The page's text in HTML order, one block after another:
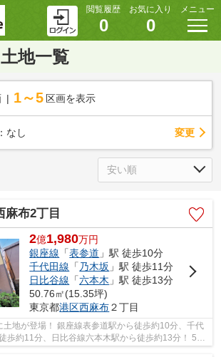
閲覧履歴
0
お気に入り
0
メニュー
地一覧
1～5 区画を表示
なし 変更
麻布2丁目
2億1,980万円
銀座線 「表参道 」駅 徒歩10分
千代田線 「 乃木坂 」駅 徒歩11分
日比谷線 「六本木 」駅 徒歩13分
50.76㎡(15.35坪)
東京都港区西麻布２丁目
土地が登場！ 銀座線表参道駅から徒歩約10分、千代
歩約11分、日比谷線六本木駅から徒歩約13分！ 5路